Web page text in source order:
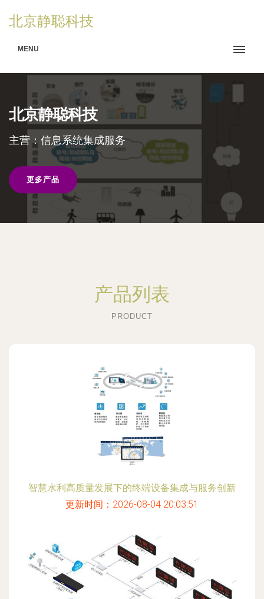
北京静聪科技
MENU
北京静聪科技
主营：信息系统集成服务
更多产品
产品列表
PRODUCT
智慧水利高质量发展下的终端设备集成与服务创新
更新时间：2026-08-04 20:03:51